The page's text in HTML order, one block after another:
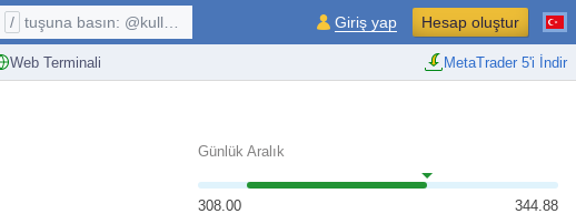
Web Terminali MetaTrader 5'i İndir
/ tuşuna basın: @kullanıcı, $sembol, ... Giriş yap Hesap oluştur
Günlük Aralık
308.00 344.88